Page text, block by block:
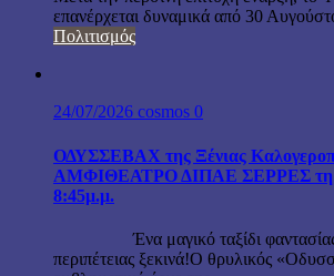
επανέρχεται δυναμικά από 30
Πολιτισμός
24/07/2026 cosmos 0
ΟΔΥΣΣΕΒΑΧ της Ξένιας
ΑΜΦΙΘΕΑΤΡΟ ΔΙΠΑΕ ΣΕΡΡΕΣ τη
8:45μ.μ.
Ένα μαγικό ταξίδι φαντασίας,
περιπέτειας ξεκινά!Ο θρυλικός